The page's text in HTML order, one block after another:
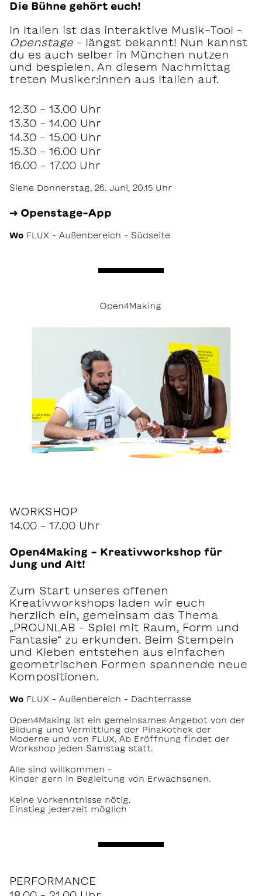
Die Bühne gehört euch!
In Italien ist das interaktive Musik-Tool –
Openstage – längst bekannt! Nun kannst
du es auch selber in München nutzen
und bespielen. An diesem Nachmittag
treten Musiker:innen aus Italien auf.
12.30 - 13.00 Uhr
13.30 - 14.00 Uhr
14.30 - 15.00 Uhr
15.30 - 16.00 Uhr
16.00 - 17.00 Uhr
Siehe Donnerstag, 26. Juni, 20.15 Uhr
→ Openstage-App
Wo FLUX – Außenbereich – Südseite
WORKSHOP
14.00 – 17.00 Uhr
Open4Making – Kreativworkshop für
Jung und Alt!
Zum Start unseres offenen
Kreativworkshops laden wir euch
herzlich ein, gemeinsam das Thema
„PROUNLAB – Spiel mit Raum, Form und
Fantasie“ zu erkunden. Beim Stempeln
und Kleben entstehen aus einfachen
geometrischen Formen spannende neue
Kompositionen.
Wo FLUX – Außenbereich – Dachterrasse
Open4Making ist ein gemeinsames Angebot von der
Bildung und Vermittlung der Pinakothek der
Moderne und von FLUX. Ab Eröffnung findet der
Workshop jeden Samstag statt.
Alle sind willkommen –
Kinder gern in Begleitung von Erwachsenen.
Keine Vorkenntnisse nötig.
Einstieg jederzeit möglich
PERFORMANCE